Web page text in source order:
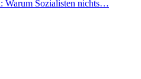
Warum Sozialisten nichts…